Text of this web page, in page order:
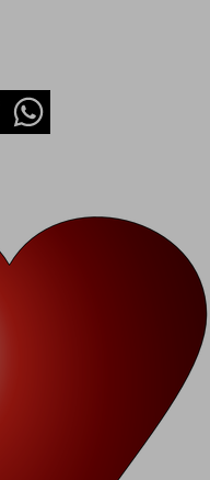
Whatsapp